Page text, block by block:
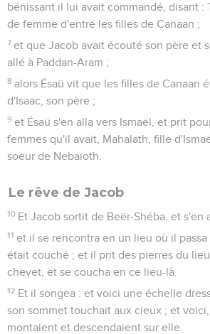
bénissant il lui avait commandé, disant :
de femme d'entre les filles de Canaan ;
7 et que Jacob avait écouté son père et
allé à Paddan-Aram ;
8 alors Ésaü vit que les filles de Canaan
d'Isaac, son père ;
9 et Ésaü s'en alla vers Ismaël, et prit
femmes qu'il avait, Mahalath, fille
soeur de Nebaïoth.
Le rêve de Jacob
10 Et Jacob sortit de Beër-Shéba, et s'en
11 et il se rencontra en un lieu où il
était couché ; et il prit des pierres du
chevet, et se coucha en ce lieu-là.
12 Et il songea : et voici une échelle
son sommet touchait aux cieux ; et
montaient et descendaient sur elle.